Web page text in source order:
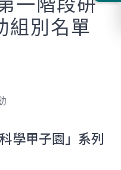
一階段研
組別名單
學甲子園」系列